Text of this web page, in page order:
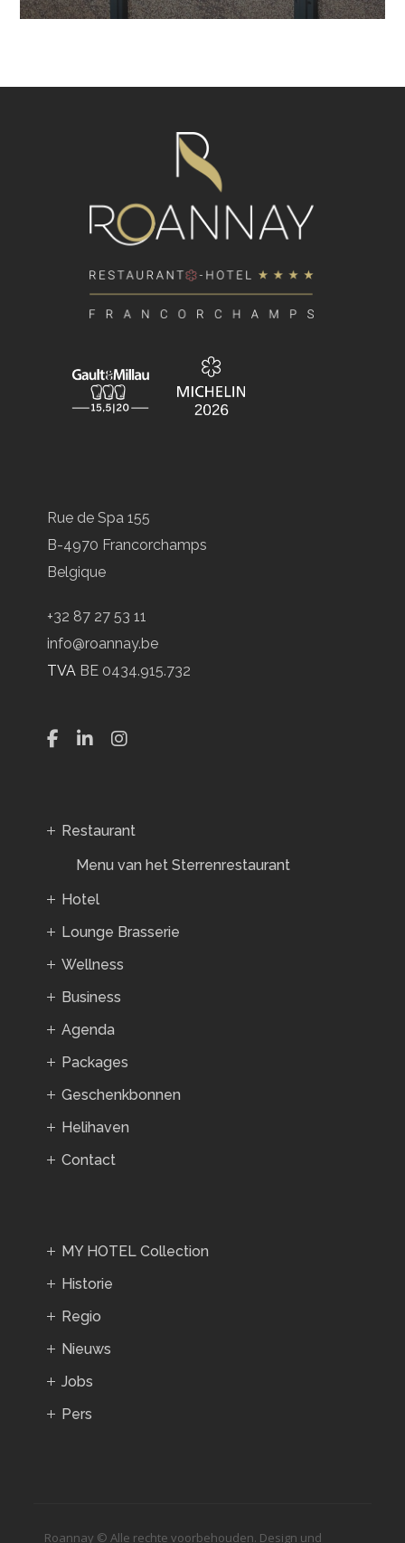
Rue de Spa 155
B-4970 Francorchamps
Belgique
+32 87 27 53 11
info@roannay.be
TVA BE 0434.915.732
Restaurant
Menu van het Sterrenrestaurant
Hotel
Lounge Brasserie
Wellness
Business
Agenda
Packages
Geschenkbonnen
Helihaven
Contact
MY HOTEL Collection
Historie
Regio
Nieuws
Jobs
Pers
Roannay © Alle rechte voorbehouden. Design und